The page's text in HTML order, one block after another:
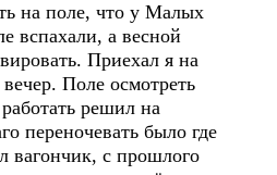
на поле, что у Малых
вспахали, а весной
Приехал я на
Поле осмотреть
решил на
переночевать было где
вагончик, с прошлого